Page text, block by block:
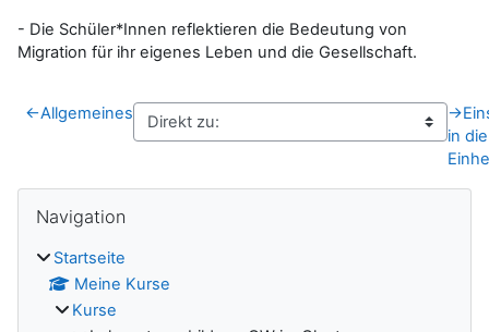
- Die Schüler*Innen reflektieren die Bedeutung von
Migration für ihr eigenes Leben und die Gesellschaft.
←Allgemeines →
in die
Navigation
Startseite
Meine Kurse
Kurse